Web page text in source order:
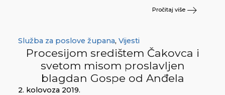
Pročitaj više
Služba za poslove župana, Vijesti
Procesijom središtem Čakovca i
svetom misom proslavljen
blagdan Gospe od Anđela
2. kolovoza 2019.